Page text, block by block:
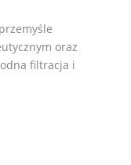
oraz
filtracja i